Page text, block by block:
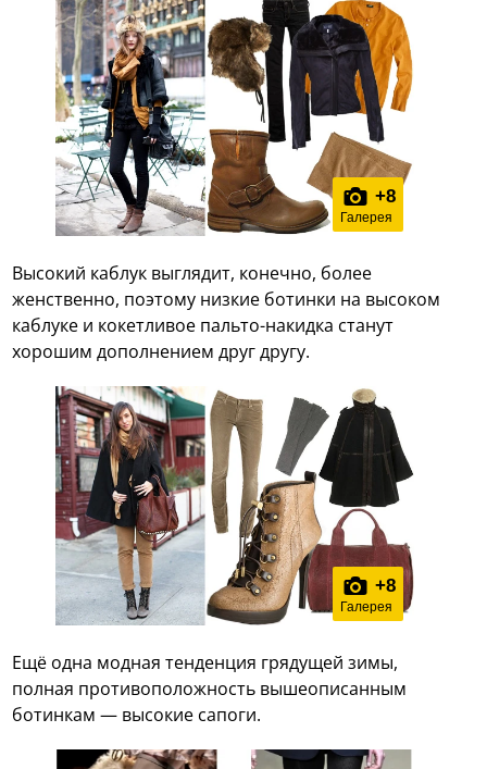
+8
Галерея
Высокий каблук выглядит, конечно, более
женственно, поэтому низкие ботинки на высоком
каблуке и кокетливое пальто-накидка станут
хорошим дополнением друг другу.
+8
Галерея
Ещё одна модная тенденция грядущей зимы,
полная противоположность вышеописанным
ботинкам — высокие сапоги.